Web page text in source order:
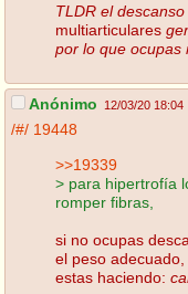
TLDR el
multiarticulares
por lo que ocupas
Anónimo 12/03/20 18:04
/#/ 19448
>>19339
> para hipertrofía
romper fibras,
si no ocupas
el peso
estas haciendo: